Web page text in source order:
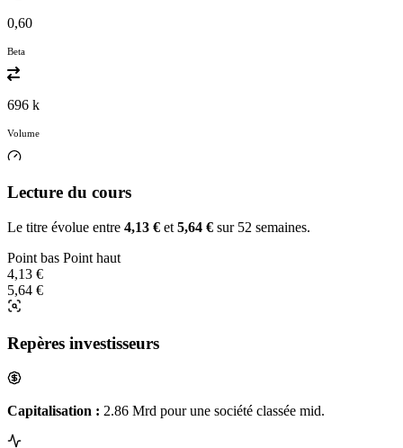
0,60
Beta
696 k
Volume
Lecture du cours
Le titre évolue entre 4,13 € et 5,64 € sur 52 semaines.
Point bas Point haut
4,13 €
5,64 €
Repères investisseurs
Capitalisation : 2.86 Mrd pour une société classée mid.